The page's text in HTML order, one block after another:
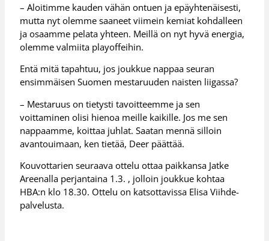
– Aloitimme kauden vähän ontuen ja epäyhtenäisesti,
mutta nyt olemme saaneet viimein kemiat kohdalleen
ja osaamme pelata yhteen. Meillä on nyt hyvä energia,
olemme valmiita playoffeihin.
Entä mitä tapahtuu, jos joukkue nappaa seuran
ensimmäisen Suomen mestaruuden naisten liigassa?
– Mestaruus on tietysti tavoitteemme ja sen
voittaminen olisi hienoa meille kaikille. Jos me sen
nappaamme, koittaa juhlat. Saatan mennä silloin
avantouimaan, ken tietää, Deer päättää.
Kouvottarien seuraava ottelu ottaa paikkansa Jatke
Areenalla perjantaina 1.3. , jolloin joukkue kohtaa
HBA:n klo 18.30. Ottelu on katsottavissa Elisa Viihde-
palvelusta.